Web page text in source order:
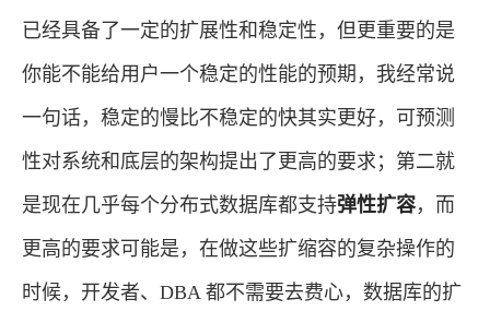
已经具备了一定的扩展性和稳定性，但更重要的是
你能不能给用户一个稳定的性能的预期，我经常说
一句话，稳定的慢比不稳定的快其实更好，可预测
性对系统和底层的架构提出了更高的要求；第二就
是现在几乎每个分布式数据库都支持弹性扩容，而
更高的要求可能是，在做这些扩缩容的复杂操作的
时候，开发者、DBA 都不需要去费心，数据库的扩